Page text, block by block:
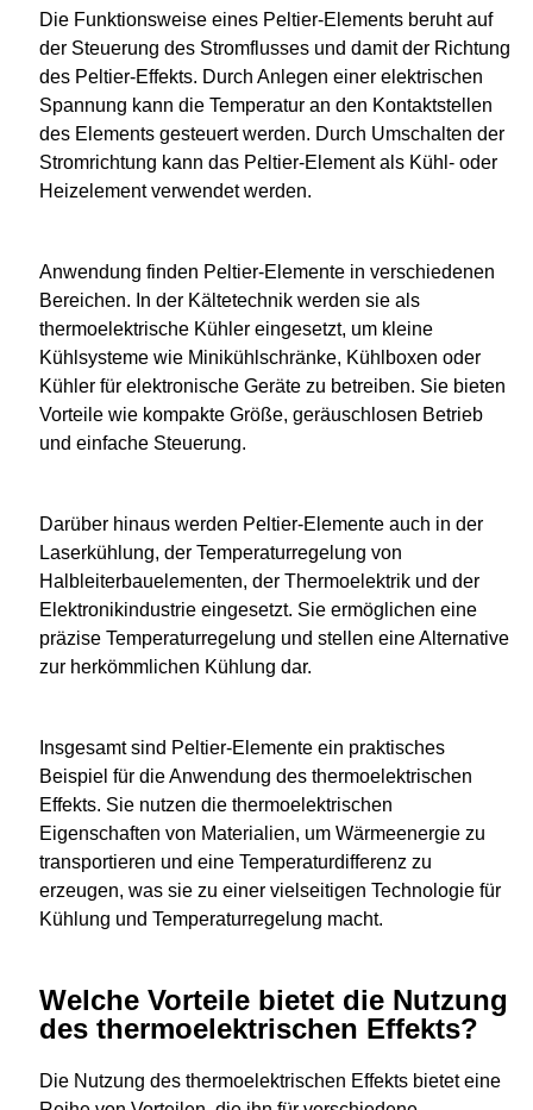
Die Funktionsweise eines Peltier-Elements beruht auf
der Steuerung des Stromflusses und damit der Richtung
des Peltier-Effekts. Durch Anlegen einer elektrischen
Spannung kann die Temperatur an den Kontaktstellen
des Elements gesteuert werden. Durch Umschalten der
Stromrichtung kann das Peltier-Element als Kühl- oder
Heizelement verwendet werden.
Anwendung finden Peltier-Elemente in verschiedenen
Bereichen. In der Kältetechnik werden sie als
thermoelektrische Kühler eingesetzt, um kleine
Kühlsysteme wie Minikühlschränke, Kühlboxen oder
Kühler für elektronische Geräte zu betreiben. Sie bieten
Vorteile wie kompakte Größe, geräuschlosen Betrieb
und einfache Steuerung.
Darüber hinaus werden Peltier-Elemente auch in der
Laserkühlung, der Temperaturregelung von
Halbleiterbauelementen, der Thermoelektrik und der
Elektronikindustrie eingesetzt. Sie ermöglichen eine
präzise Temperaturregelung und stellen eine Alternative
zur herkömmlichen Kühlung dar.
Insgesamt sind Peltier-Elemente ein praktisches
Beispiel für die Anwendung des thermoelektrischen
Effekts. Sie nutzen die thermoelektrischen
Eigenschaften von Materialien, um Wärmeenergie zu
transportieren und eine Temperaturdifferenz zu
erzeugen, was sie zu einer vielseitigen Technologie für
Kühlung und Temperaturregelung macht.
Welche Vorteile bietet die Nutzung
des thermoelektrischen Effekts?
Die Nutzung des thermoelektrischen Effekts bietet eine